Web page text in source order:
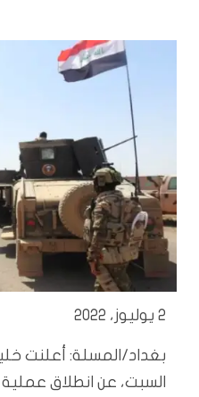
2 يوليوز، 2022
بغداد/المسلة: أعلنت
السبت، عن انطلاق